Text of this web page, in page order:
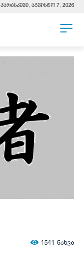
პარასკევი, აგვისტო 7, 2026
1541 ნახვა